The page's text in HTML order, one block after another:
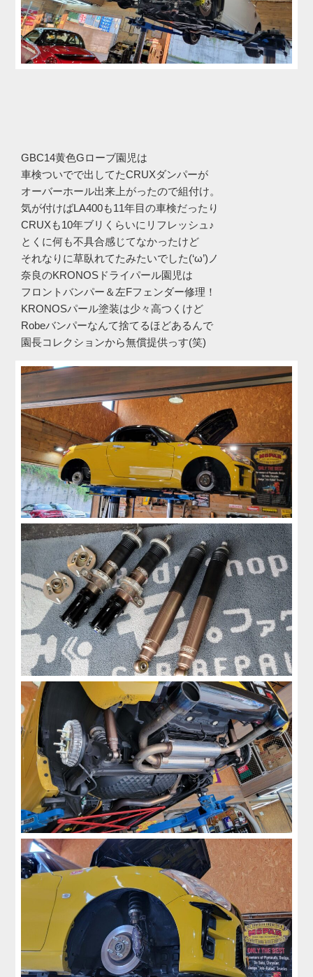
GBC14黄色Gローブ園児は
車検ついでで出してたCRUXダンパーが
オーバーホール出来上がったので組付け。
気が付けばLA400も11年目の車検だったり
CRUXも10年ブリくらいにリフレッシュ♪
とくに何も不具合感じてなかったけど
それなりに草臥れてたみたいでした(‘ω’)ノ
奈良のKRONOSドライパール園児は
フロントバンパー＆左Fフェンダー修理！
KRONOSパール塗装は少々高つくけど
Robeバンパーなんて捨てるほどあるんで
園長コレクションから無償提供っす(笑)